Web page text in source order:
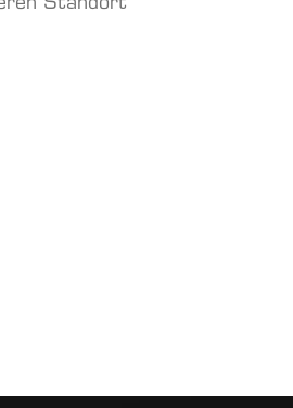
Standort